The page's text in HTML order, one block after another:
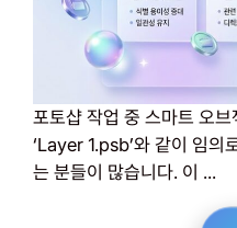
포토샵 작업 중 스마트 오브
‘Layer 1.psb’와 같이 임의
는 분들이 많습니다. 이 ...